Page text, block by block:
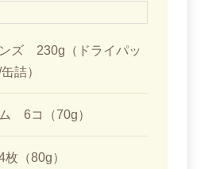
ズ 230g（ドライパッ
詰）
6コ（70g）
（80g）